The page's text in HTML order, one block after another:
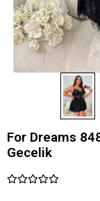
For Dreams
Gecelik